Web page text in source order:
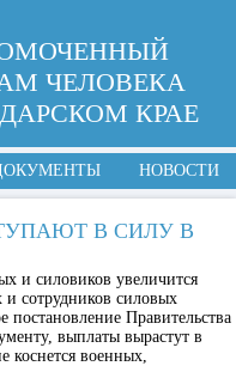
ЧЕЛОВЕКА
КРАЕ
НОВОСТИ
В СИЛУ В
и силовиков увеличится
сотрудников силовых
постановление Правительства
выплаты вырастут в
коснется военных,